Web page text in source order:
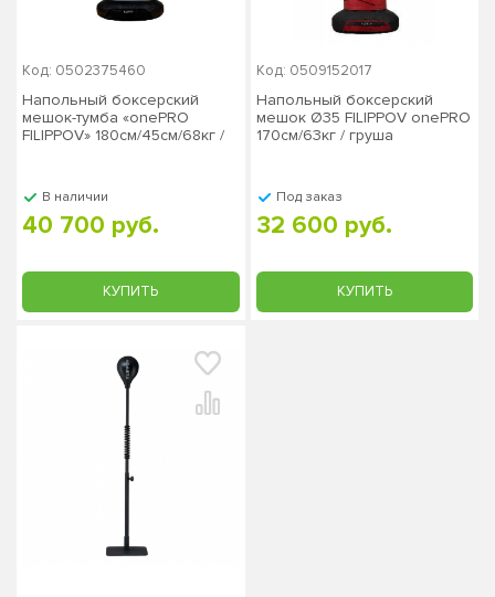
Код: 0502375460
Напольный боксерский
мешок-тумба «onePRO
FILIPPOV» 180см/45см/68кг /
В наличии
40 700 руб.
КУПИТЬ
Код: 0509152017
Напольный боксерский
мешок Ø35 FILIPPOV onePRO
170см/63кг / груша
Под заказ
32 600 руб.
КУПИТЬ